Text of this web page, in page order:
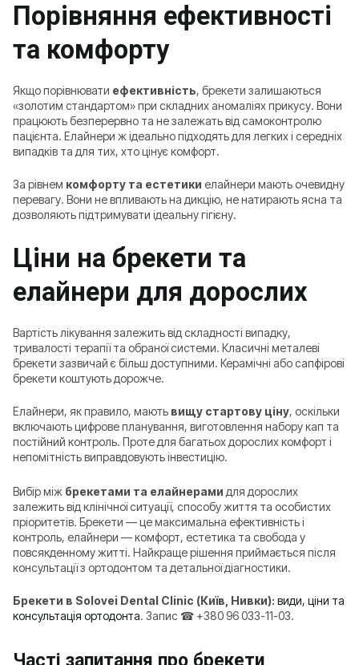
Порівняння ефективності
та комфорту
Якщо порівнювати ефективність, брекети залишаються
«золотим стандартом» при складних аномаліях прикусу. Вони
працюють безперервно та не залежать від самоконтролю
пацієнта. Елайнери ж ідеально підходять для легких і середніх
випадків та для тих, хто цінує комфорт.
За рівнем комфорту та естетики елайнери мають очевидну
перевагу. Вони не впливають на дикцію, не натирають ясна та
дозволяють підтримувати ідеальну гігієну.
Ціни на брекети та
елайнери для дорослих
Вартість лікування залежить від складності випадку,
тривалості терапії та обраної системи. Класичні металеві
брекети зазвичай є більш доступними. Керамічні або сапфірові
брекети коштують дорожче.
Елайнери, як правило, мають вищу стартову ціну, оскільки
включають цифрове планування, виготовлення набору кап та
постійний контроль. Проте для багатьох дорослих комфорт і
непомітність виправдовують інвестицію.
Вибір між брекетами та елайнерами для дорослих
залежить від клінічної ситуації, способу життя та особистих
пріоритетів. Брекети — це максимальна ефективність і
контроль, елайнери — комфорт, естетика та свобода у
повсякденному житті. Найкраще рішення приймається після
консультації з ортодонтом та детальної діагностики.
Брекети в Solovei Dental Clinic (Київ, Нивки): види, ціни та
консультація ортодонта. Запис ☎ +380 96 033-11-03.
Часті запитання про брекети